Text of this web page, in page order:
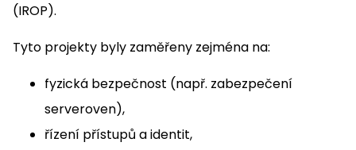
(IROP).
Tyto projekty byly zaměřeny zejména na:
fyzická bezpečnost (např. zabezpečení
serveroven),
řízení přístupů a identit,